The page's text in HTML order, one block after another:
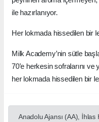
ile hazırlanıyor.
Her lokmada hissedilen bir
Milk Academy’nin sütle
70’e herkesin sofralarını
her lokmada hissedilen bir
Anadolu Ajansı (AA), İhlas